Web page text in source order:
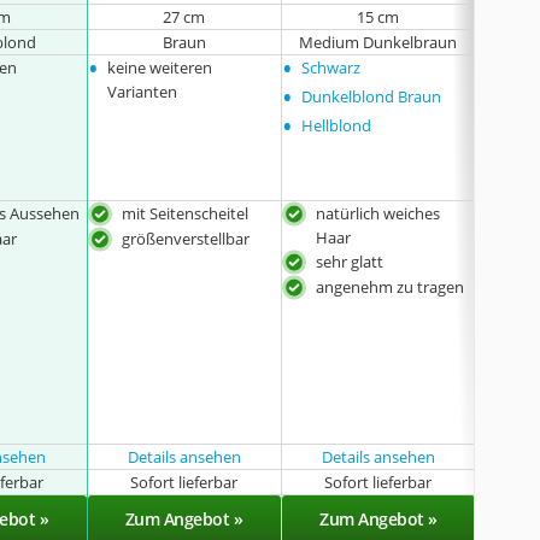
27 cm
15 cm
Braun
Medium Dunkelbraun
• keine weiteren
Varianten
• Schwarz
• Dunkelblond Braun
• Hellblond
Aussehen
mit Seitenscheitel
größenverstellbar
natürlich weiches
Haar
sehr glatt
angenehm zu tragen
Details ansehen Details ansehen
Sofort lieferbar Sofort lieferbar
» Zum Angebot » Zum Angebot »